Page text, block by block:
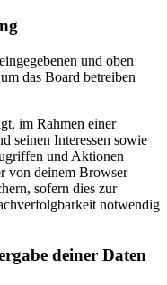
und oben
das Board betreiben
im Rahmen einer
seinen Interessen sowie
und Aktionen
von deinem Browser
sofern dies zur
notwendig
deiner Daten